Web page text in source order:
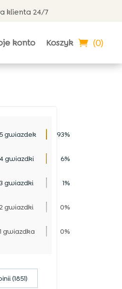
klienta 24/7
konto Koszyk (0)
5 gwiazdek 93%
4 gwiazdki 6%
3 gwiazdki 1%
2 gwiazdki 0%
1 gwiazdka 0%
(1851)